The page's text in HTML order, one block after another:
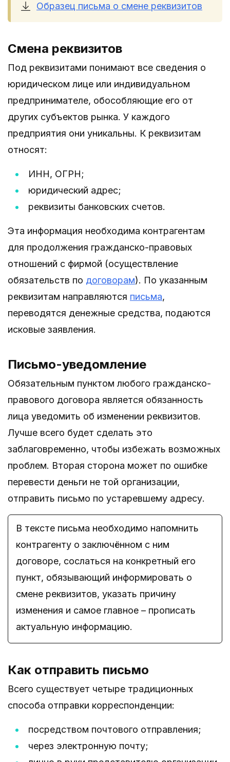
Образец письма о смене реквизитов
Смена реквизитов
Под реквизитами понимают все сведения о
юридическом лице или индивидуальном
предпринимателе, обособляющие его от
других субъектов рынка. У каждого
предприятия они уникальны. К реквизитам
относят:
ИНН, ОГРН;
юридический адрес;
реквизиты банковских счетов.
Эта информация необходима контрагентам
для продолжения гражданско-правовых
отношений с фирмой (осуществление
обязательств по договорам). По указанным
реквизитам направляются письма,
переводятся денежные средства, подаются
исковые заявления.
Письмо-уведомление
Обязательным пунктом любого гражданско-
правового договора является обязанность
лица уведомить об изменении реквизитов.
Лучше всего будет сделать это
заблаговременно, чтобы избежать возможных
проблем. Вторая сторона может по ошибке
перевести деньги не той организации,
отправить письмо по устаревшему адресу.
В тексте письма необходимо напомнить
контрагенту о заключённом с ним
договоре, сослаться на конкретный его
пункт, обязывающий информировать о
смене реквизитов, указать причину
изменения и самое главное – прописать
актуальную информацию.
Как отправить письмо
Всего существует четыре традиционных
способа отправки корреспонденции:
посредством почтового отправления;
через электронную почту;